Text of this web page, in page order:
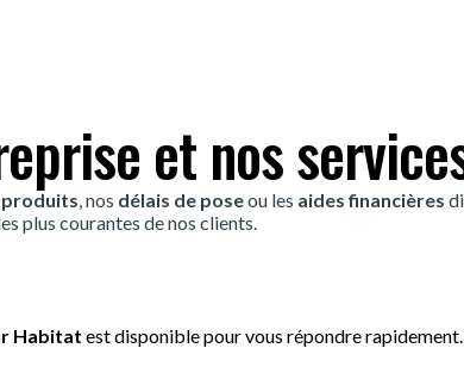
et nos
produits, nos délais de poseou les aides financières
plus courantes de nos clients.
Habitat est disponible pour vous répondre rapidement.